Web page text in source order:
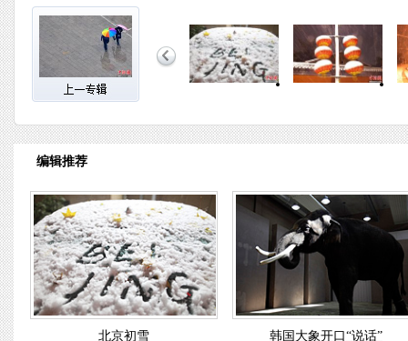
编辑推荐
北京初雪 韩国大象开口“说话”